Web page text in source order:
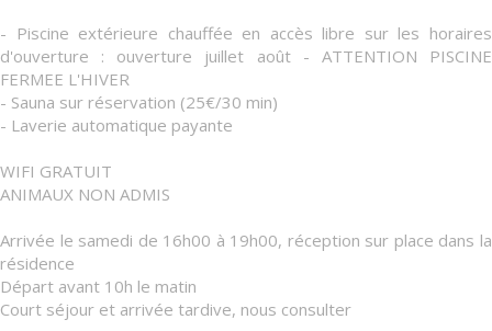
- Piscine extérieure chauffée en accès libre sur les horaires
d'ouverture : ouverture juillet août - ATTENTION PISCINE
FERMEE L'HIVER
- Sauna sur réservation (25€/30 min)
- Laverie automatique payante
WIFI GRATUIT
ANIMAUX NON ADMIS
Arrivée le samedi de 16h00 à 19h00, réception sur place dans la
résidence
Départ avant 10h le matin
Court séjour et arrivée tardive, nous consulter